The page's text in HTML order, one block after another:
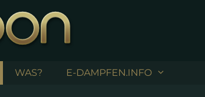
WAS? E-DAMPFEN.INFO